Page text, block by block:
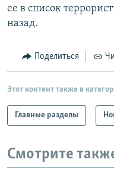
ее в список
назад.
Поделиться
Этот контент также в
Главные разделы
Смотрите